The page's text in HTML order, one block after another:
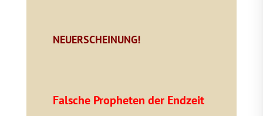
NEUERSCHEINUNG!
Falsche Propheten der Endzeit